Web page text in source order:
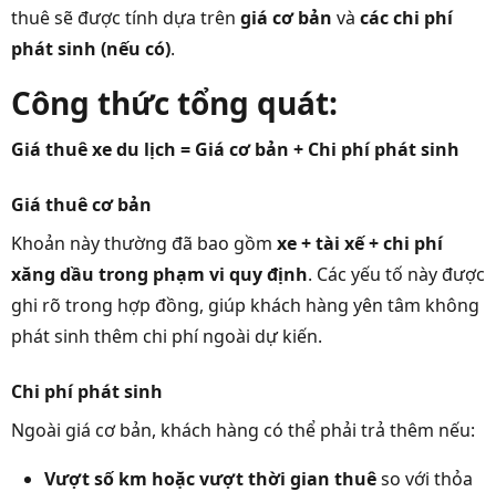
thuê sẽ được tính dựa trên giá cơ bản và các chi phí
phát sinh (nếu có).
Công thức tổng quát:
Giá thuê xe du lịch = Giá cơ bản + Chi phí phát sinh
Giá thuê cơ bản
Khoản này thường đã bao gồm xe + tài xế + chi phí
xăng dầu trong phạm vi quy định. Các yếu tố này được
ghi rõ trong hợp đồng, giúp khách hàng yên tâm không
phát sinh thêm chi phí ngoài dự kiến.
Chi phí phát sinh
Ngoài giá cơ bản, khách hàng có thể phải trả thêm nếu:
Vượt số km hoặc vượt thời gian thuêso với thỏa